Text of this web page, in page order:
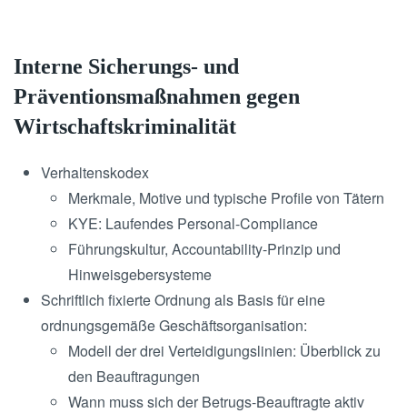
Interne Sicherungs- und
Präventionsmaßnahmen gegen
Wirtschaftskriminalität
Verhaltenskodex
Merkmale, Motive und typische Profile von Tätern
KYE: Laufendes Personal-Compliance
Führungskultur, Accountability-Prinzip und
Hinweisgebersysteme
Schriftlich fixierte Ordnung als Basis für eine
ordnungsgemäße Geschäftsorganisation:
Modell der drei Verteidigungslinien: Überblick zu
den Beauftragungen
Wann muss sich der Betrugs-Beauftragte aktiv